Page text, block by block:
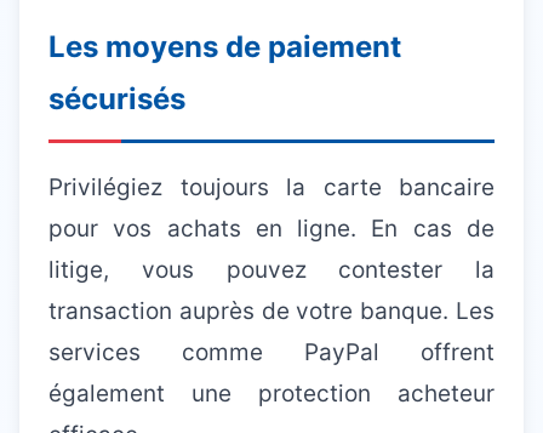
Les moyens de paiement
sécurisés
Privilégiez toujours la carte bancaire
pour vos achats en ligne. En cas de
litige, vous pouvez contester la
transaction auprès de votre banque. Les
services comme PayPal offrent
également une protection acheteur